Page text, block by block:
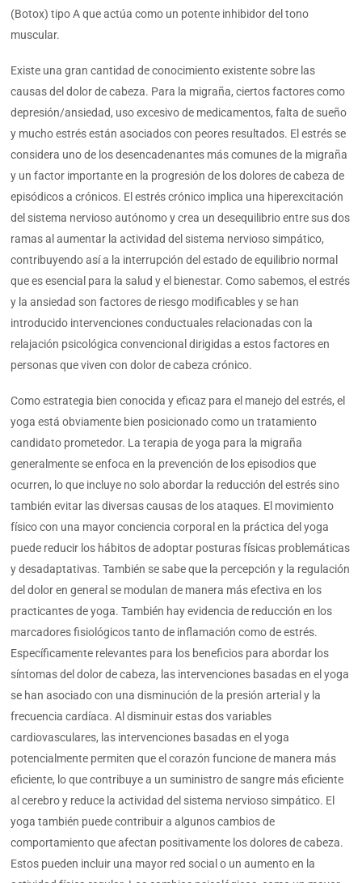
(Botox) tipo A que actúa como un potente inhibidor del tono
muscular.
Existe una gran cantidad de conocimiento existente sobre las
causas del dolor de cabeza. Para la migraña, ciertos factores como
depresión/ansiedad, uso excesivo de medicamentos, falta de sueño
y mucho estrés están asociados con peores resultados. El estrés se
considera uno de los desencadenantes más comunes de la migraña
y un factor importante en la progresión de los dolores de cabeza de
episódicos a crónicos. El estrés crónico implica una hiperexcitación
del sistema nervioso autónomo y crea un desequilibrio entre sus dos
ramas al aumentar la actividad del sistema nervioso simpático,
contribuyendo así a la interrupción del estado de equilibrio normal
que es esencial para la salud y el bienestar. Como sabemos, el estrés
y la ansiedad son factores de riesgo modificables y se han
introducido intervenciones conductuales relacionadas con la
relajación psicológica convencional dirigidas a estos factores en
personas que viven con dolor de cabeza crónico.
Como estrategia bien conocida y eficaz para el manejo del estrés, el
yoga está obviamente bien posicionado como un tratamiento
candidato prometedor. La terapia de yoga para la migraña
generalmente se enfoca en la prevención de los episodios que
ocurren, lo que incluye no solo abordar la reducción del estrés sino
también evitar las diversas causas de los ataques. El movimiento
físico con una mayor conciencia corporal en la práctica del yoga
puede reducir los hábitos de adoptar posturas físicas problemáticas
y desadaptativas. También se sabe que la percepción y la regulación
del dolor en general se modulan de manera más efectiva en los
practicantes de yoga. También hay evidencia de reducción en los
marcadores fisiológicos tanto de inflamación como de estrés.
Específicamente relevantes para los beneficios para abordar los
síntomas del dolor de cabeza, las intervenciones basadas en el yoga
se han asociado con una disminución de la presión arterial y la
frecuencia cardíaca. Al disminuir estas dos variables
cardiovasculares, las intervenciones basadas en el yoga
potencialmente permiten que el corazón funcione de manera más
eficiente, lo que contribuye a un suministro de sangre más eficiente
al cerebro y reduce la actividad del sistema nervioso simpático. El
yoga también puede contribuir a algunos cambios de
comportamiento que afectan positivamente los dolores de cabeza.
Estos pueden incluir una mayor red social o un aumento en la